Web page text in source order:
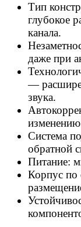
Тип
глубокое
канала.
даже при
—
звука.
изменению
Система
обратной
Питание:
Корпус по